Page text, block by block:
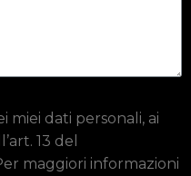
dati personali, ai
13 del
maggiori informazioni